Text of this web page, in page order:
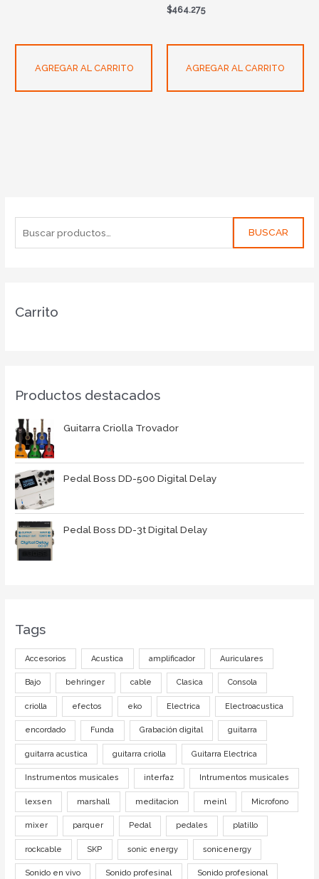
BUSCAR
Carrito
Productos destacados
Guitarra Criolla Trovador
Pedal Boss DD-500 Digital Delay
Pedal Boss DD-3t Digital Delay
Tags
Accesorios Acustica amplificador Auriculares
Bajo behringer cable Clasica Consola
criolla efectos eko Electrica Electroacustica
encordado Funda Grabación digital guitarra
guitarra acustica guitarra criolla Guitarra Electrica
Instrumentos musicales interfaz Intrumentos musicales
lexsen marshall meditacion meinl Microfono
mixer parquer Pedal pedales platillo
rockcable SKP sonic energy sonicenergy
Sonido en vivo Sonido profesinal Sonido profesional
AGREGAR AL CARRITO
$464.275
AGREGAR AL CARRITO